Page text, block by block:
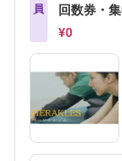
員
回数券・
¥0